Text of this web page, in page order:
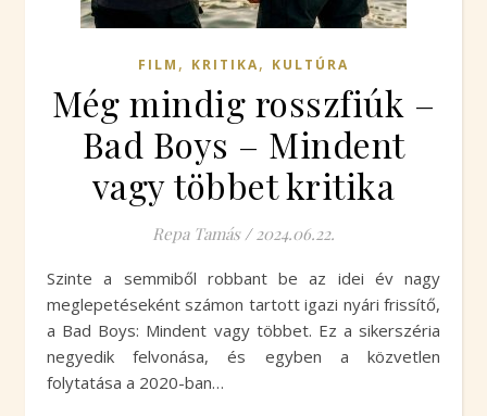
FILM , KRITIKA, KULTÚRA
Még mindig rosszfiúk –
Bad Boys – Mindent
vagy többet kritika
Repa Tamás / 2024.06.22.
Szinte a semmiből robbant be az idei év nagy
meglepetéseként számon tartott igazi nyári frissítő,
a Bad Boys: Mindent vagy többet. Ez a sikerszéria
negyedik felvonása, és egyben a közvetlen
folytatása a 2020-ban…